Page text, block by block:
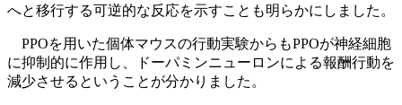
へと移行する可逆的な反応を示すことも明らかにしました。
PPOを用いた個体マウスの行動実験からもPPOが神経細胞
に抑制的に作用し、ドーパミンニューロンによる報酬行動を
減少させるということが分かりました。